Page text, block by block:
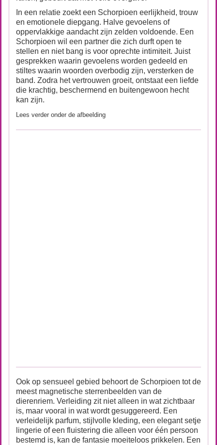
In een relatie zoekt een Schorpioen eerlijkheid, trouw
en emotionele diepgang. Halve gevoelens of
oppervlakkige aandacht zijn zelden voldoende. Een
Schorpioen wil een partner die zich durft open te
stellen en niet bang is voor oprechte intimiteit. Juist
gesprekken waarin gevoelens worden gedeeld en
stiltes waarin woorden overbodig zijn, versterken de
band. Zodra het vertrouwen groeit, ontstaat een liefde
die krachtig, beschermend en buitengewoon hecht
kan zijn.
Lees verder onder de afbeelding
Ook op sensueel gebied behoort de Schorpioen tot de
meest magnetische sterrenbeelden van de
dierenriem. Verleiding zit niet alleen in wat zichtbaar
is, maar vooral in wat wordt gesuggereerd. Een
verleidelijk parfum, stijlvolle kleding, een elegant setje
lingerie of een fluistering die alleen voor één persoon
bestemd is, kan de fantasie moeiteloos prikkelen. Een